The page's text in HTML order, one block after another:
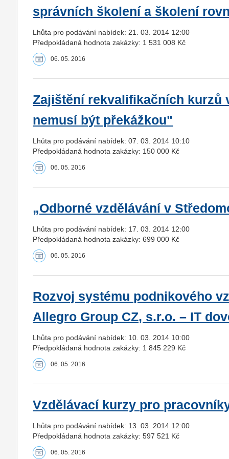
správních školení a školení
Lhůta pro podávání nabídek: 21. 03. 2014 12:00
Předpokládaná hodnota zakázky: 1 531 008 Kč
06. 05. 2016
Zajištění rekvalifikačních kurzů
nemusí být překážkou"
Lhůta pro podávání nabídek: 07. 03. 2014 10:10
Předpokládaná hodnota zakázky: 150 000 Kč
06. 05. 2016
„Odborné vzdělávání v
Lhůta pro podávání nabídek: 17. 03. 2014 12:00
Předpokládaná hodnota zakázky: 699 000 Kč
06. 05. 2016
Rozvoj systému podnikového
Allegro Group CZ, s.r.o. – IT
Lhůta pro podávání nabídek: 10. 03. 2014 10:00
Předpokládaná hodnota zakázky: 1 845 229 Kč
06. 05. 2016
Vzdělávací kurzy pro
Lhůta pro podávání nabídek: 13. 03. 2014 12:00
Předpokládaná hodnota zakázky: 597 521 Kč
06. 05. 2016